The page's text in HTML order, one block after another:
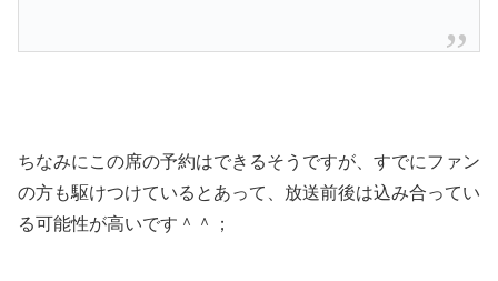
ちなみにこの席の予約はできるそうですが、すでにファン
の方も駆けつけているとあって、放送前後は込み合ってい
る可能性が高いです＾＾；